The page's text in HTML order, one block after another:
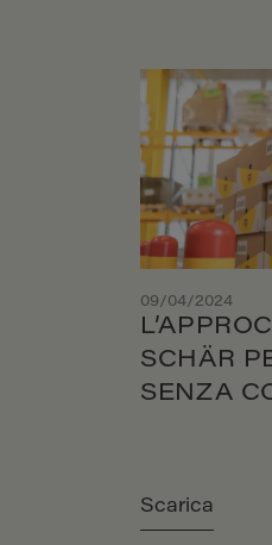
09/04/2024
SCHÄR
SENZA
Scarica